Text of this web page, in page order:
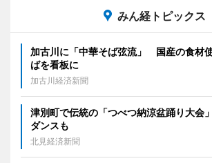
みん経トピックス
加古川に「中華そば弦流」 国産の食材
ばを看板に
加古川経済新聞
津別町で伝統の「つべつ納涼盆踊り大
ダンスも
北見経済新聞